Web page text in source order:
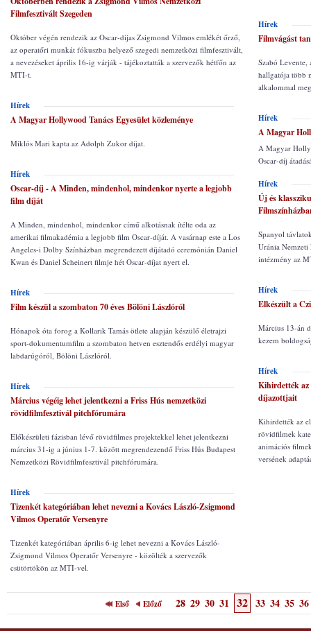
Filmfesztivált Szegeden
Október végén rendezik az Oscar-díjas Zsigmond Vilmos emlékét őrző,
az operatőri munkát fókuszba helyező szegedi nemzetközi filmfesztivált,
a nevezéseket április 16-ig várják - tájékoztatták a szervezők hétfőn az
MTI-t.
Hírek
A Magyar Hollywood Tanács Egyesület közleménye
Miklós Mari kapta az Adolph Zukor díjat.
Hírek
Oscar-díj - A Minden, mindenhol, mindenkor nyerte a legjobb
film díját
A Minden, mindenhol, mindenkor című alkotásnak ítélte oda az
amerikai filmakadémia a legjobb film Oscar-díját. A vasárnap este a Los
Angeles-i Dolby Színházban megrendezett díjátadó ceremónián Daniel
Kwan és Daniel Scheinert filmje hét Oscar-díjat nyert el.
Hírek
Film készül a szombaton 70 éves Bölöni Lászlóról
Hónapok óta forog a Kollarik Tamás ötlete alapján készülő életrajzi
sport-dokumentumfilm a szombaton hetven esztendős erdélyi magyar
labdarúgóról, Bölöni Lászlóról.
Hírek
Március végéig lehet jelentkezni a Friss Hús nemzetközi
rövidfilmfesztivál pitchfórumára
Előkészületi fázisban lévő rövidfilmes projektekkel lehet jelentkezni
március 31-ig a június 1-7. között megrendezendő Friss Hús Budapest
Nemzetközi Rövidfilmfesztivál pitchfórumára.
Hírek
Tizenkét kategóriában lehet nevezni a Kovács László-Zsigmond
Vilmos Operatőr Versenyre
Tizenkét kategóriában április 6-ig lehet nevezni a Kovács László-
Zsigmond Vilmos Operatőr Versenyre - közölték a szervezők
csütörtökön az MTI-vel.
Hírek
Filmvágást
Szabó Levente,
hallgatója több
alkalommal
Hírek
A Magyar
A Magyar
Oscar-díj
Hírek
Új és
Spanyol
Uránia
intézmény az
Hírek
Elkészült a
Március 13-án
kezem
Hírek
Kihirdették az
díjazottjait
Kihirdették az
rövidfilmek
animációs
versének
Első Előző 28 29 30 31 32 33 34 35 36